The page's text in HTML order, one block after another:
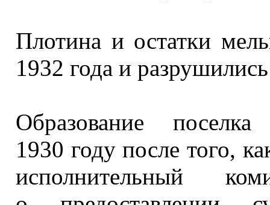
Плотина и остатки
1932 года и разрушились
Образование
1930 годупосле того,
исполнительный